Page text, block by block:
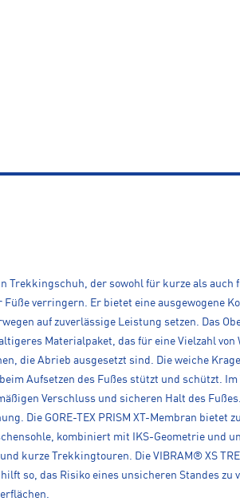
Trekkingschuh, der sowohl für kurze als
Füße verringern. Er bietet eine ausgewogene
auf zuverlässige Leistung setzen. Das
Materialpaket, das für eine Vielzahl
die Abrieb ausgesetzt sind. Die weiche
Aufsetzen des Fußes stützt und schützt.
Verschluss und sicheren Halt des
Die GORE-TEX PRISM XT-Membran
kombiniert mit IKS-Geometrie und
kurze Trekkingtouren. Die VIBRAM® XS
so, das Risiko eines unsicheren Standes